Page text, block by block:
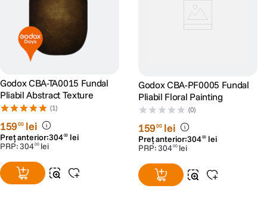
Godox CBA-TA0015 Fundal
Pliabil Abstract Texture
(1)
15900 lei
Preț anterior:30400 lei
PRP:30400 lei
Godox CBA-PF0005 Fundal
Pliabil Floral Painting
(0)
15900 lei
Preț anterior:30400 lei
PRP:30400 lei